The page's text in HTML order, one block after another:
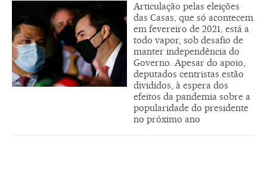
Articulação pelas eleições
das Casas, que só acontecem
em fevereiro de 2021, está a
todo vapor, sob desafio de
manter independência do
Governo. Apesar do apoio,
deputados centristas estão
divididos, à espera dos
efeitos da pandemia sobre a
popularidade do presidente
no próximo ano